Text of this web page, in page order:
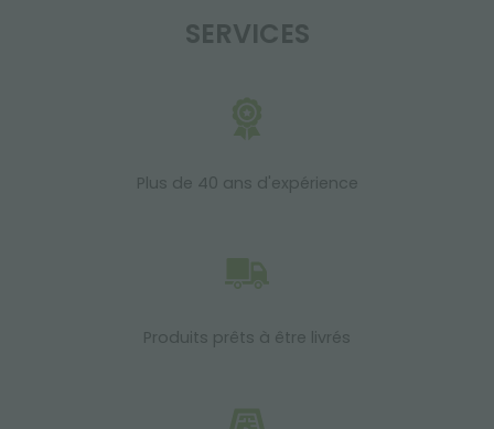
SERVICES
Plus de 40 ans d'expérience
Produits prêts à être livrés